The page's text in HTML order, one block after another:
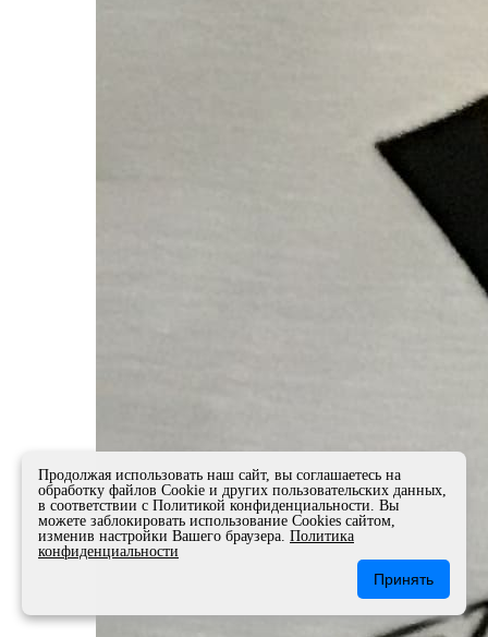
Продолжая использовать наш сайт, вы соглашаетесь на
обработку файлов Сookie и других пользовательских данных,
в соответствии с Политикой конфиденциальности. Вы
можете заблокировать использование Cookies сайтом,
изменив настройки Вашего браузера. Политика
конфиденциальности
Принять